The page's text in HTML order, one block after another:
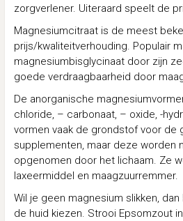
zorgverlener. Uiteraard speelt de
Magnesiumcitraat is de meest
prijs/kwaliteitverhouding. Populair
magnesiumbisglycinaat door zijn
goede verdraagbaarheid door
De anorganische
chloride, – carbonaat, – oxide, -
vormen vaak de grondstof voor de
supplementen, maar deze worden
opgenomen door het lichaam. Ze
laxeermiddel en maagzuurremmer.
Wil je geen magnesium slikken,
de huid kiezen. Strooi Epsomzout